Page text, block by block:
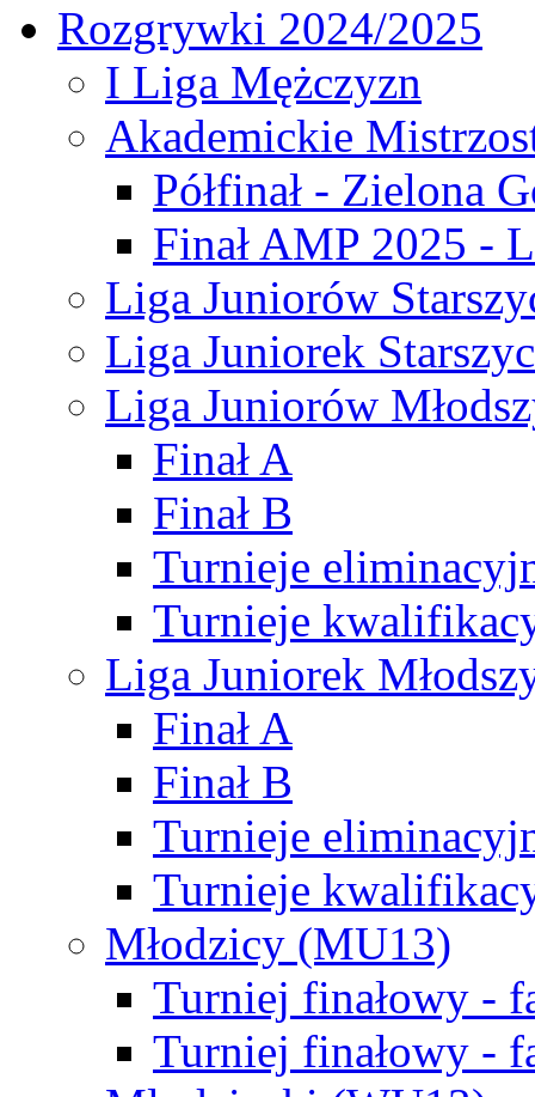
Rozgrywki 2024/2025
I Liga Mężczyzn
Akademickie
Półfinał - Zielona
Finał AMP 2025 -
Liga Juniorów
Liga Juniorek
Liga Juniorów
Finał A
Finał B
Turnieje
Turnieje
Liga Juniorek
Finał A
Finał B
Turnieje
Turnieje
Młodzicy (MU13)
Turniej finałowy -
Turniej finałowy -